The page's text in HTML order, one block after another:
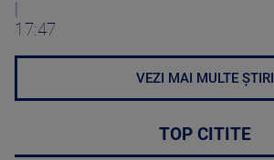
17:47
VEZI MAI MULTE ȘTIRI
TOP CITITE